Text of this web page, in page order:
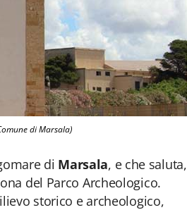
di Marsala)
di Marsala, e che saluta,
del Parco Archeologico.
storico e archeologico,